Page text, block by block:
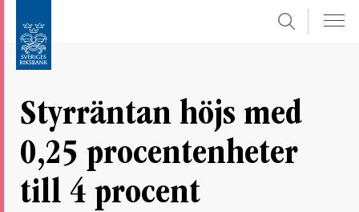
direkt
undersidor
Sök
Styrräntan höjs med
0,25 procentenheter
till 4 procent